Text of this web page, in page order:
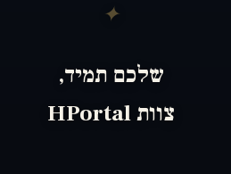
שלכם תמיד,
צוות HPortal